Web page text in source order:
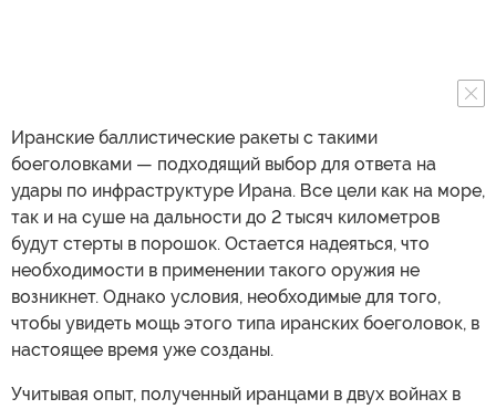
Иранские баллистические ракеты с такими
боеголовками — подходящий выбор для ответа на
удары по инфраструктуре Ирана. Все цели как на море,
так и на суше на дальности до 2 тысяч километров
будут стерты в порошок. Остается надеяться, что
необходимости в применении такого оружия не
возникнет. Однако условия, необходимые для того,
чтобы увидеть мощь этого типа иранских боеголовок, в
настоящее время уже созданы.
Учитывая опыт, полученный иранцами в двух войнах в